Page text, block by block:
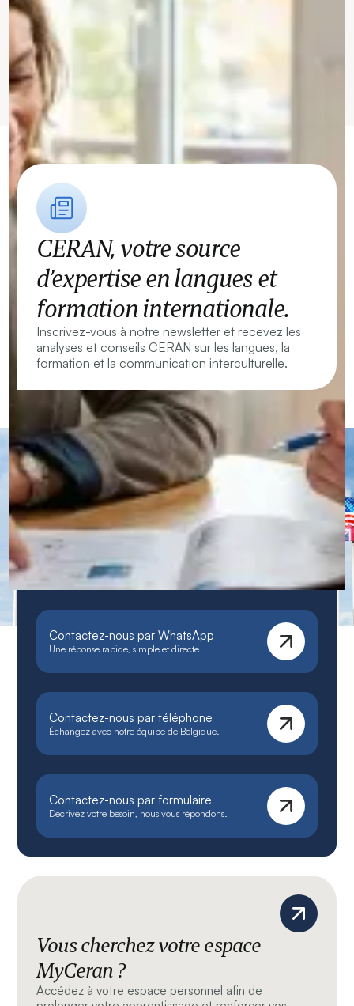
CERAN, votre source
d’expertise en langues et
formation internationale.
Inscrivez-vous à notre newsletter et recevez les
analyses et conseils CERAN sur les langues, la
formation et la communication interculturelle.
CERAN – Centres de langues et
formations immersives
Notre méthode unique, immersive et personnalisée
garantit une progression rapide et durable.
Contactez-nous par WhatsApp
Une réponse rapide, simple et directe.
Contactez-nous par téléphone
Échangez avec notre équipe de Belgique.
Contactez-nous par formulaire
Décrivez votre besoin, nous vous répondons.
Vous cherchez votre espace
MyCeran ?
Accédez à votre espace personnel afin de